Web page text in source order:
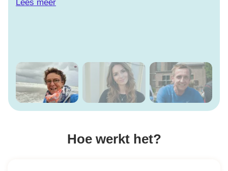
Lees meer
Hoe werkt het?